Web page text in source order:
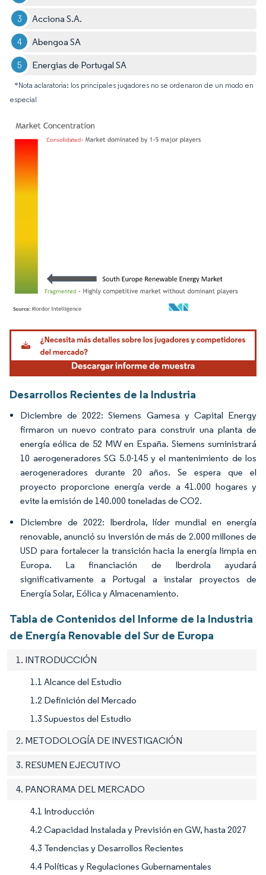
Acciona S.A.
Abengoa SA
Energias de Portugal SA
*Nota aclaratoria: los principales jugadores no se ordenaron de un modo en
especial
Imagen © Mordor Intelligence. El uso requiere atribución según CC BY 4.0.
Desarrollos Recientes de la Industria
Diciembre de 2022: Siemens Gamesa y Capital Energy
firmaron un nuevo contrato para construir una planta de
energía eólica de 52 MW en España. Siemens suministrará
10 aerogeneradores SG 5.0-145 y el mantenimiento de los
aerogeneradores durante 20 años. Se espera que el
proyecto proporcione energía verde a 41.000 hogares y
evite la emisión de 140.000 toneladas de CO2.
Diciembre de 2022: Iberdrola, líder mundial en energía
renovable, anunció su inversión de más de 2.000 millones de
USD para fortalecer la transición hacia la energía limpia en
Europa. La financiación de Iberdrola ayudará
significativamente a Portugal a instalar proyectos de
Energía Solar, Eólica y Almacenamiento.
Tabla de Contenidos del Informe de la Industria
de Energía Renovable del Sur de Europa
1. INTRODUCCIÓN
1.1 Alcance del Estudio
1.2 Definición del Mercado
1.3 Supuestos del Estudio
2. METODOLOGÍA DE INVESTIGACIÓN
3. RESUMEN EJECUTIVO
4. PANORAMA DEL MERCADO
4.1 Introducción
4.2 Capacidad Instalada y Previsión en GW, hasta 2027
4.3 Tendencias y Desarrollos Recientes
4.4 Políticas y Regulaciones Gubernamentales